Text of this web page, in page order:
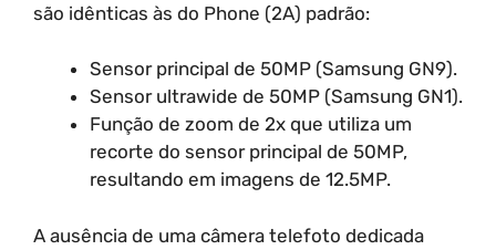
são idênticas às do Phone (2A) padrão:
Sensor principal de 50MP (Samsung GN9).
Sensor ultrawide de 50MP (Samsung GN1).
Função de zoom de 2x que utiliza um
recorte do sensor principal de 50MP,
resultando em imagens de 12.5MP.
A ausência de uma câmera telefoto dedicada